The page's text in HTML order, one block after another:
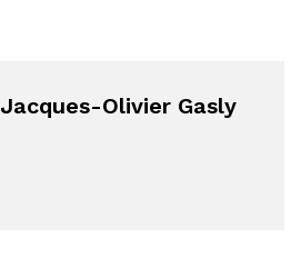
Jacques-Olivier Gasly